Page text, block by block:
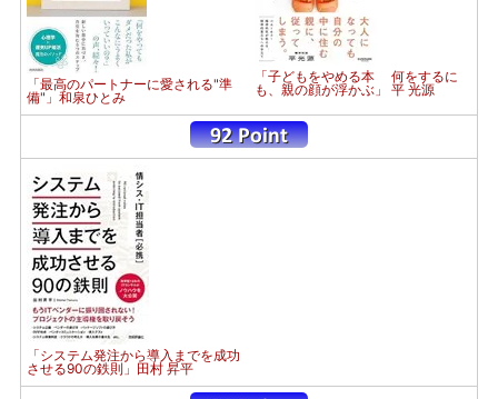
「最高のパートナーに愛される"準
備"」和泉ひとみ
「子どもをやめる本 何をするに
も、親の顔が浮かぶ」 平 光源
「システム発注から導入までを成功
させる90の鉄則」田村 昇平